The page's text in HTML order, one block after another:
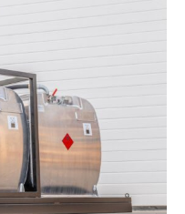
Transferencia
de
combustible
Avgaz (100LL
y UL91) (0)